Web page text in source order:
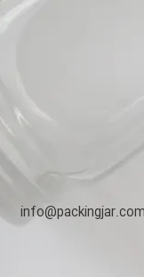
info@packingjar.com